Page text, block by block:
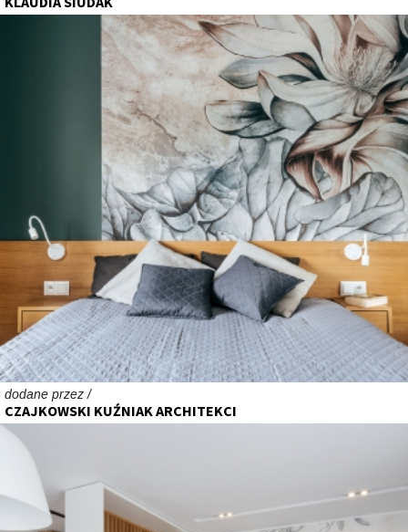
dodane przez /
CZAJKOWSKI KUŹNIAK ARCHITEKCI